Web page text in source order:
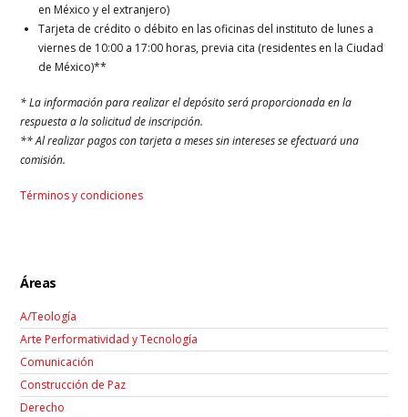
en México y el extranjero)
Tarjeta de crédito o débito en las oficinas del instituto de lunes a
viernes de 10:00 a 17:00 horas, previa cita (residentes en la Ciudad
de México)**
* La información para realizar el depósito será proporcionada en la
respuesta a la solicitud de inscripción.
** Al realizar pagos con tarjeta a meses sin intereses se efectuará una
comisión.
Términos y condiciones
Áreas
A/Teología
Arte Performatividad y Tecnología
Comunicación
Construcción de Paz
Derecho